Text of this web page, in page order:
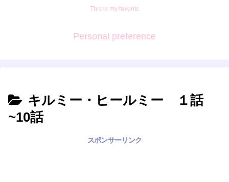
This is my favorite
Personal preference
キルミー・ヒールミー １話
~10話
スポンサーリンク